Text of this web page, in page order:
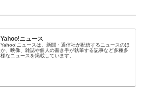
Yahoo!ニュース
Yahoo!ニュースは、新聞・通信社が配信するニュースのほ
か、映像、雑誌や個人の書き手が執筆する記事など多種多
様なニュースを掲載しています。